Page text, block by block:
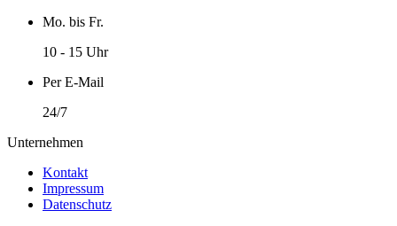
Mo. bis Fr.
10 - 15 Uhr
Per E-Mail
24/7
Unternehmen
Kontakt
Impressum
Datenschutz